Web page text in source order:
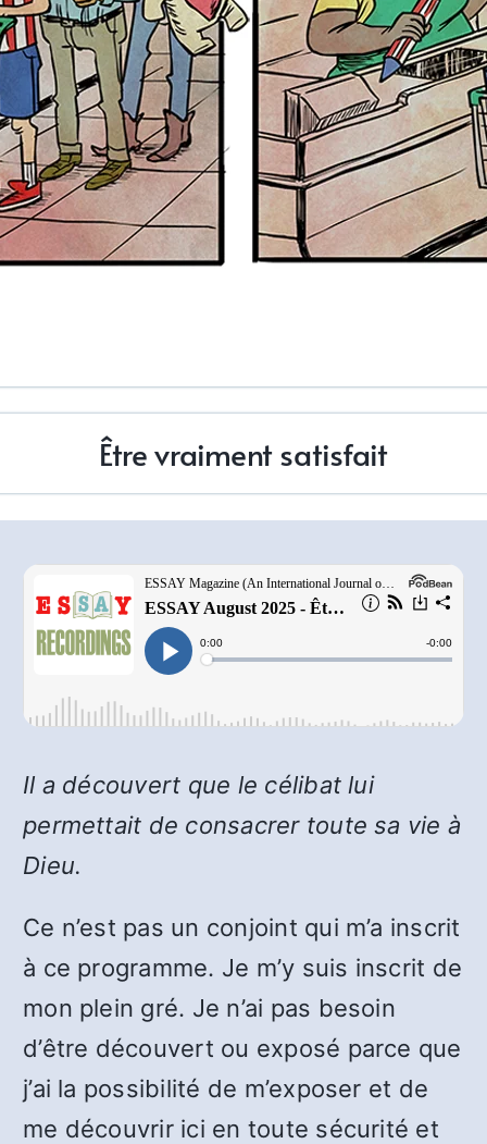
Être vraiment satisfait
Il a découvert que le célibat lui
permettait de consacrer toute sa vie à
Dieu.
Ce n’est pas un conjoint qui m’a inscrit
à ce programme. Je m’y suis inscrit de
mon plein gré. Je n’ai pas besoin
d’être découvert ou exposé parce que
j’ai la possibilité de m’exposer et de
me découvrir ici en toute sécurité et